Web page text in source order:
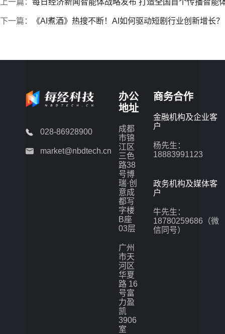
上一篇： 每日经济新闻智能体战略发布 打造全国首个传播智能
下一篇： 《AI煮酒》热搜不断！AI如何驱动短剧行业创新增长？
028-86928900
market@nbdtech.cn
办公
地址
成都
市锦
江区
三色
路38
号博
瑞·创
意成
都写
字楼
B座
03层
广州
市天
河区
华夏
路 16
号富
力盈
凯
3906
室
商务合作
金融机构及企业客
户
杨先生：
18883991123
政务机构及媒体客
户
牛先生：
18780259686（微
信同号）